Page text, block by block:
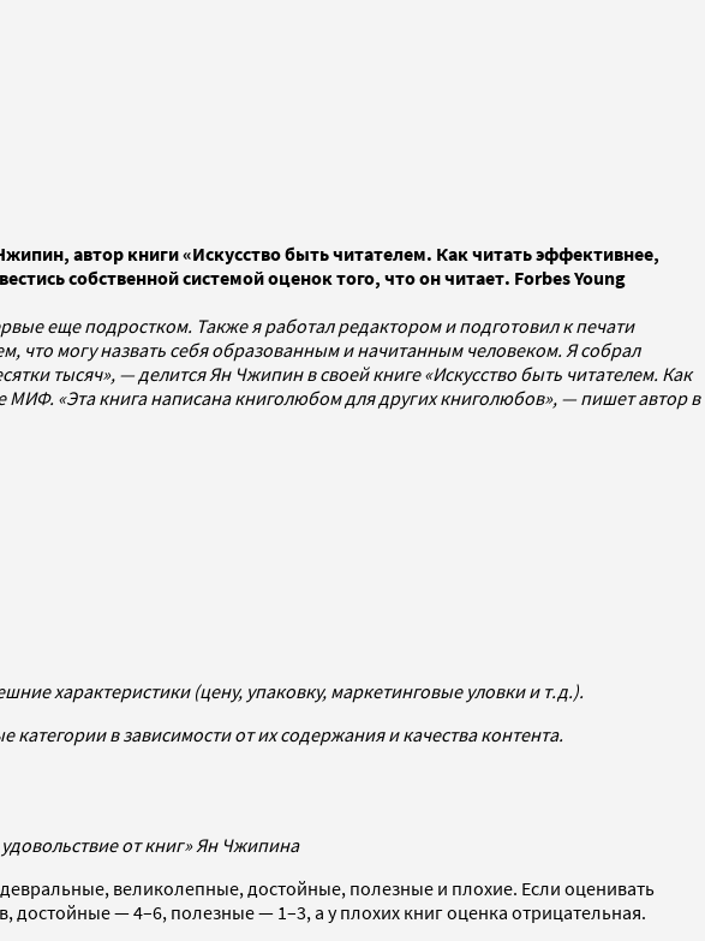
автор книги «Искусство быть читателем. Как читать эффективнее,
собственной системой оценок того, что он читает. Forbes Young
еще подростком. Также я работал редактором и подготовил к печати
что могу назвать себя образованным и начитанным человеком. Я собрал
тысяч», — делится Ян Чжипин в своей книге «Искусство быть читателем. Как
МИФ. «Эта книга написана книголюбом для других книголюбов», — пишет автор в
характеристики (цену, упаковку, маркетинговые уловки и т.д.).
в зависимости от их содержания и качества контента.
от книг» Ян Чжипина
великолепные, достойные, полезные и плохие. Если оценивать
— 4–6, полезные — 1–3, а у плохих книг оценка отрицательная.